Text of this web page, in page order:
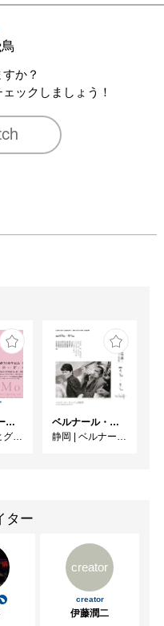
か？
ックしましょう！
アサヒグループ大山崎山荘美術館 開館30周年記念展「没後100年 クロード・モネ」
荘美術館
ベルナール・ビュフェと写真 ーカメラがとらえたビュフェとその時代、そして21 世紀へ
静岡 | ベルナール・ビュフェ美術館
ター
creator
creator
伊藤潤二